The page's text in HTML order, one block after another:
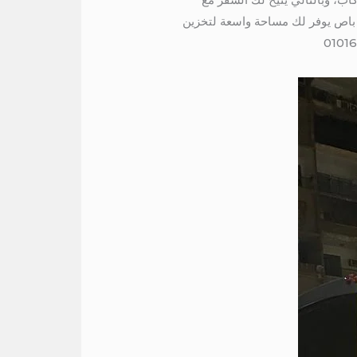
باص يوفر لك مساحة واسعة لتخزين